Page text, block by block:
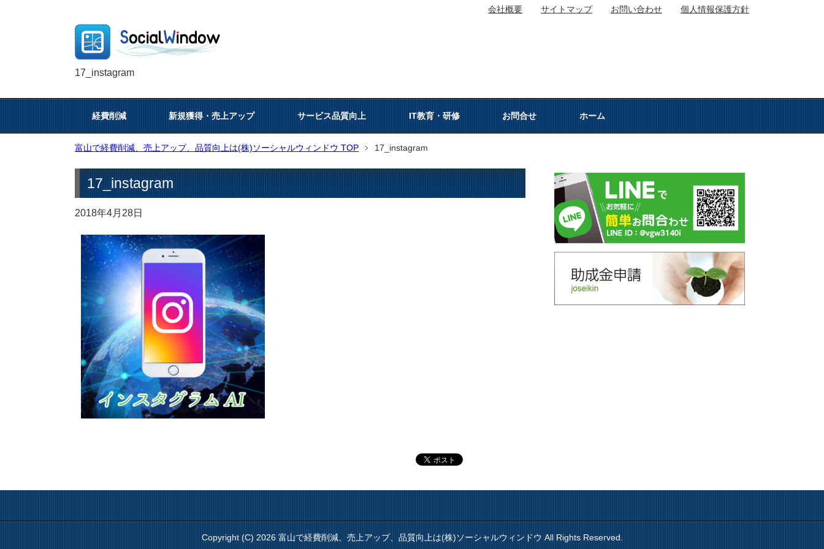
17_instagram
経費削減 新規獲得・売上アップ サービス品質向上 IT教育・研修 お問合せ ホーム
富山で経費削減、売上アップ、品質向上は(株)ソーシャルウィンドウ TOP 17_instagram
17_instagram
2018年4月28日
会社概要 サイトマップ お問い合わせ 個人情報保護方針
Copyright (C) 2026 富山で経費削減、売上アップ、品質向上は(株)ソーシャルウィンドウ All Rights Reserved.